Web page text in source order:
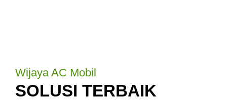
Wijaya AC Mobil
SOLUSI TERBAIK